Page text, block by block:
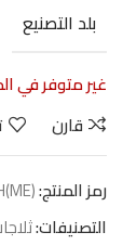
بلد التصنيع
غير متوفر في
قارن
رمز المنتج:
التصنيفات: